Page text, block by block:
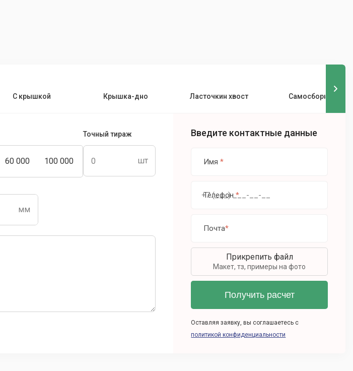
С крышкой Крышка-дно Ласточкин хвост Самосборные
60 000 100 000
Точный тираж Введите контактные данные
Имя*
Телефон*
Почта*
Прикрепить файл
Макет, тз, примеры на фото
Оставляя заявку, вы соглашаетесь с
политикой конфиденциальности